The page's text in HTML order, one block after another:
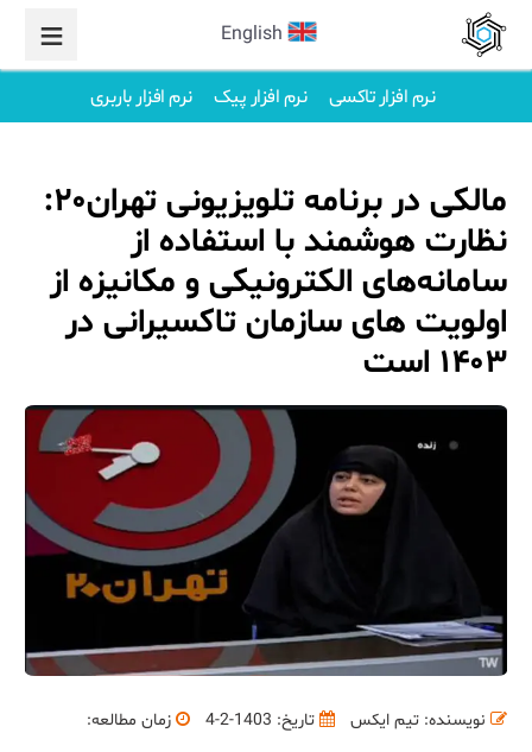
English
نرم افزار تاکسی نرم افزار پیک نرم افزار باربری
مالکی در برنامه تلویزیونی تهران۲۰:
نظارت هوشمند با استفاده از
سامانه‌های الکترونیکی و مکانیزه از
اولویت های سازمان تاکسیرانی در
۱۴۰۳ است
نویسنده: تیم ایکس تاریخ: 1403-2-4 زمان مطالعه: